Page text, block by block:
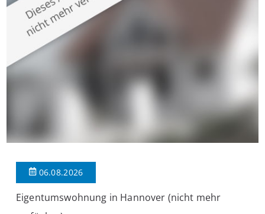
modernen Wohnkomfort mit einem stilvollen Ambiente
verbindet. Der […]
06.08.2026
Eigentumswohnung in Hannover (nicht mehr